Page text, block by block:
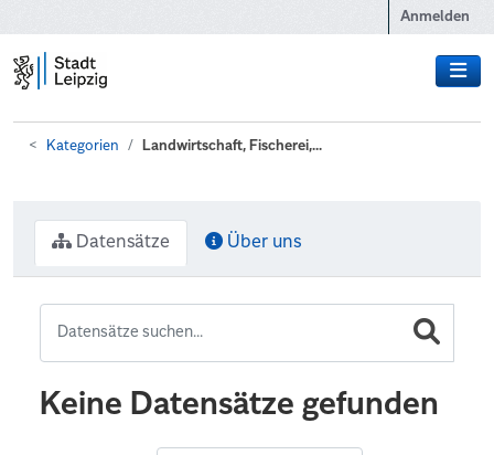
Anmelden
Kategorien Landwirtschaft, Fischerei,...
Datensätze Über uns
Keine Datensätze gefunden